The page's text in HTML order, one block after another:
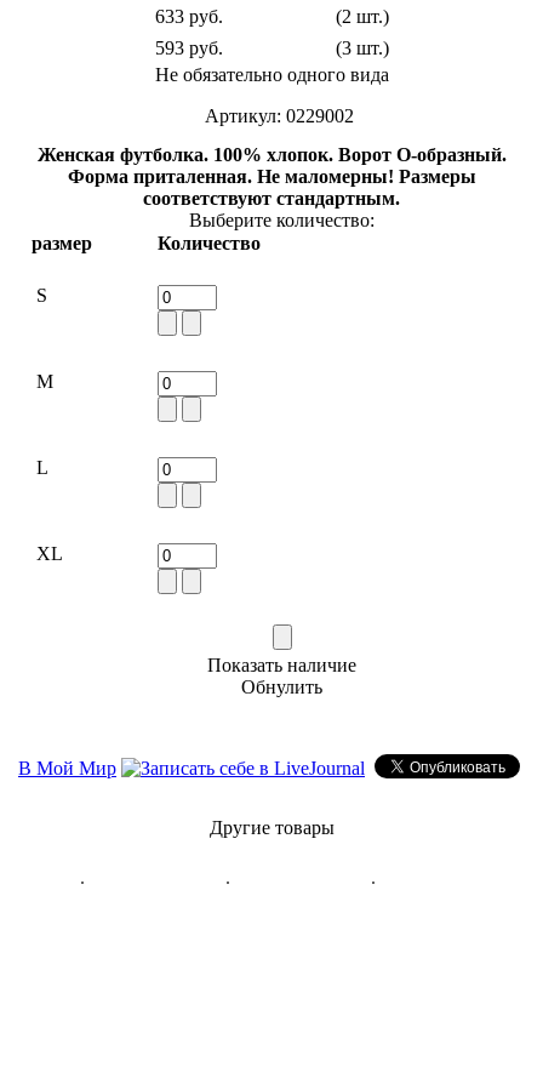
633 руб.
(2 шт.)
593 руб.
(3 шт.)
Не обязательно одного вида
Артикул: 0229002
Женская футболка. 100% хлопок. Ворот О-образный.
Форма приталенная. Не маломерны! Размеры
соответствуют стандартным.
Выберите количество:
размер
Количество
S
M
L
XL
Показать наличие
Обнулить
В Мой Мир
Другие товары